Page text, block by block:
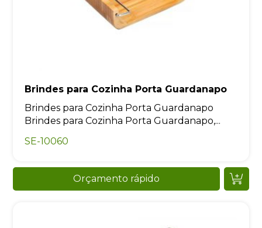
Brindes para Cozinha Porta Guardanapo
Brindes para Cozinha Porta Guardanapo
Brindes para Cozinha Porta Guardanapo,...
SE-10060
Orçamento rápido